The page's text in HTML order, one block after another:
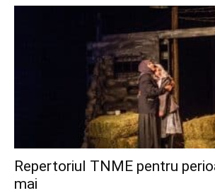
Repertoriul TNME pentru
mai